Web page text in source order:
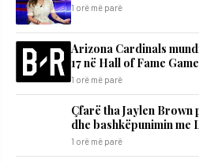
1 orë më parë
Arizona Cardinals
17 në Hall of Fame Game
1 orë më parë
Çfarë tha Jaylen
dhe bashkëpunimin me
1 orë më parë